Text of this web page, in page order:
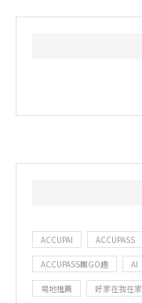
ACCUPAI ACCUPASS
ACCUPASS團GO趣 AI
場地推薦 好家在我在家